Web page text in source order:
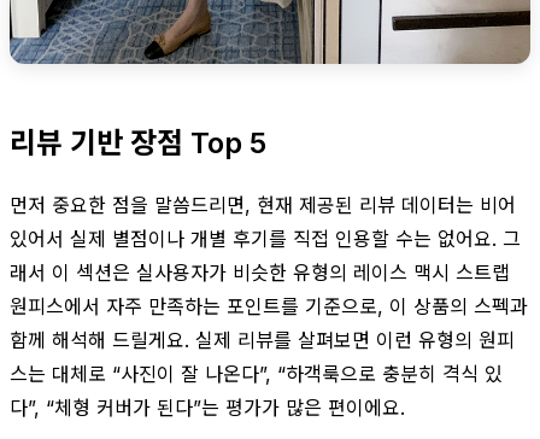
리뷰 기반 장점 Top 5
먼저 중요한 점을 말씀드리면, 현재 제공된 리뷰 데이터는 비어
있어서 실제 별점이나 개별 후기를 직접 인용할 수는 없어요. 그
래서 이 섹션은 실사용자가 비슷한 유형의 레이스 맥시 스트랩
원피스에서 자주 만족하는 포인트를 기준으로, 이 상품의 스펙과
함께 해석해 드릴게요. 실제 리뷰를 살펴보면 이런 유형의 원피
스는 대체로 “사진이 잘 나온다”, “하객룩으로 충분히 격식 있
다”, “체형 커버가 된다”는 평가가 많은 편이에요.